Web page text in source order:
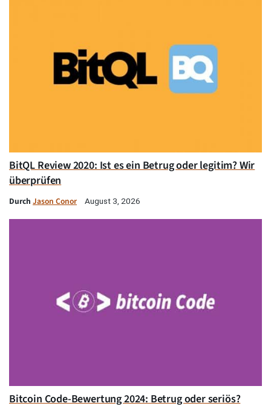
BitQL Review 2020: Ist es ein Betrug oder legitim? Wir
überprüfen
Durch Jason Conor August 3, 2026
Bitcoin Code-Bewertung 2024: Betrug oder seriös?